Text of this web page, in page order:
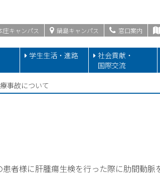
庄キャンパス 鍋島キャンパス 窓口案内
学生生活・進路
社会貢献・
国際交流
事故について
者様に肝腫瘍生検を行った際に肋間動脈